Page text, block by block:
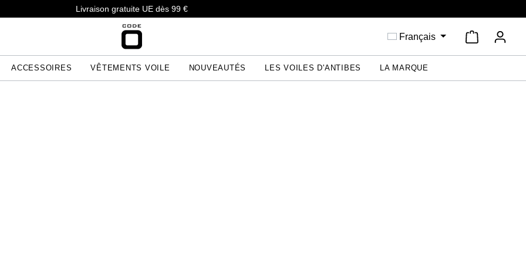
Livraison gratuite UE dès 99 €
Français Le panier
ACCESSOIRES VÊTEMENTS VOILE NOUVEAUTÉS LES VOILES D'ANTIBES LA MARQUE